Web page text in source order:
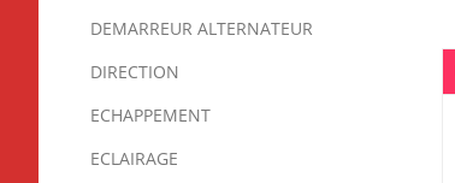
DEMARREUR ALTERNATEUR
DIRECTION
ECHAPPEMENT
ECLAIRAGE